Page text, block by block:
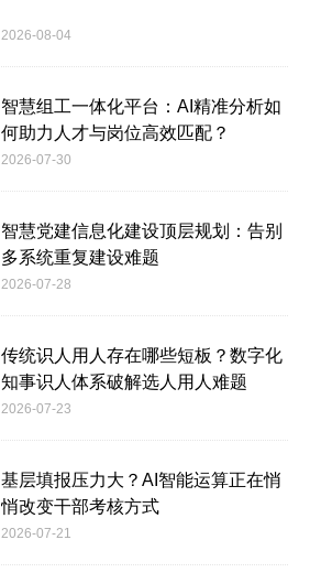
2026-08-04
智慧组工一体化平台：AI精准分析如
何助力人才与岗位高效匹配？
2026-07-30
智慧党建信息化建设顶层规划：告别
多系统重复建设难题
2026-07-28
传统识人用人存在哪些短板？数字化
知事识人体系破解选人用人难题
2026-07-23
基层填报压力大？AI智能运算正在悄
悄改变干部考核方式
2026-07-21